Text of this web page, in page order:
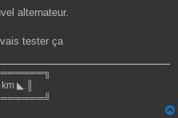
alternateur.
tester ça
◣.║